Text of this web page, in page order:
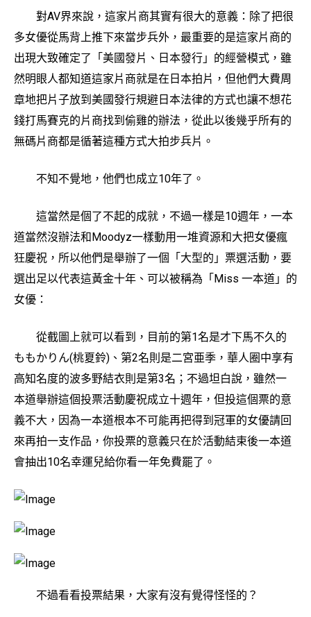
對AV界來說，這家片商其實有很大的意義：除了把很
多女優從馬背上推下來當步兵外，最重要的是這家片商的
出現大致確定了「美國發片、日本發行」的經營模式，雖
然明眼人都知道這家片商就是在日本拍片，但他們大費周
章地把片子放到美國發行規避日本法律的方式也讓不想花
錢打馬賽克的片商找到偷雞的辦法，從此以後幾乎所有的
無碼片商都是循著這種方式大拍步兵片。
不知不覺地，他們也成立10年了。
這當然是個了不起的成就，不過一樣是10週年，一本
道當然沒辦法和Moodyz一樣動用一堆資源和大把女優瘋
狂慶祝，所以他們是舉辦了一個「大型的」票選活動，要
選出足以代表這黃金十年、可以被稱為「Miss 一本道」的
女優：
從截圖上就可以看到，目前的第1名是才下馬不久的
ももかりん(桃夏鈴)、第2名則是二宮亜季，華人圈中享有
高知名度的波多野結衣則是第3名；不過坦白說，雖然一
本道舉辦這個投票活動慶祝成立十週年，但投這個票的意
義不大，因為一本道根本不可能再把得到冠軍的女優請回
來再拍一支作品，你投票的意義只在於活動結束後一本道
會抽出10名幸運兒給你看一年免費罷了。
不過看看投票結果，大家有沒有覺得怪怪的？